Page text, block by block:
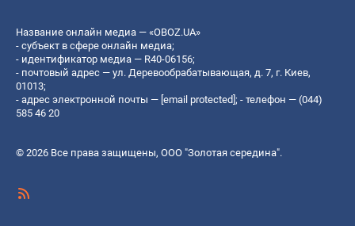
Название онлайн медиа — «OBOZ.UA»
- субъект в сфере онлайн медиа;
- идентификатор медиа — R40-06156;
- почтовый адрес — ул. Деревообрабатывающая, д. 7, г. Киев,
01013;
- адрес электронной почты — [email protected] ; - телефон — (044)
585 46 20
© 2026 Все права защищены, ООО "Золотая середина".